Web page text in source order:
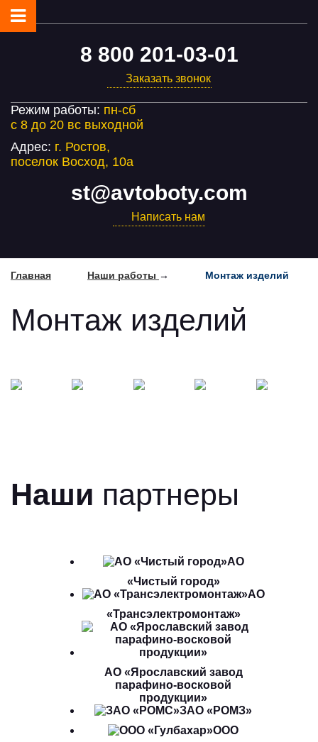
8 800 201-03-01
Заказать звонок
Режим работы: пн-cб
с 8 до 20 вс выходной
Адрес: г. Ростов,
поселок Восход, 10а
st@avtoboty.com
Написать нам
Главная Наши работы → Монтаж изделий
Монтаж изделий
Наши партнеры
АО
«Чистый город»
АО
«Трансэлектромонтаж»
АО «Ярославский завод
парафино-восковой
продукции»
ЗАО «РОМЗ»
ООО